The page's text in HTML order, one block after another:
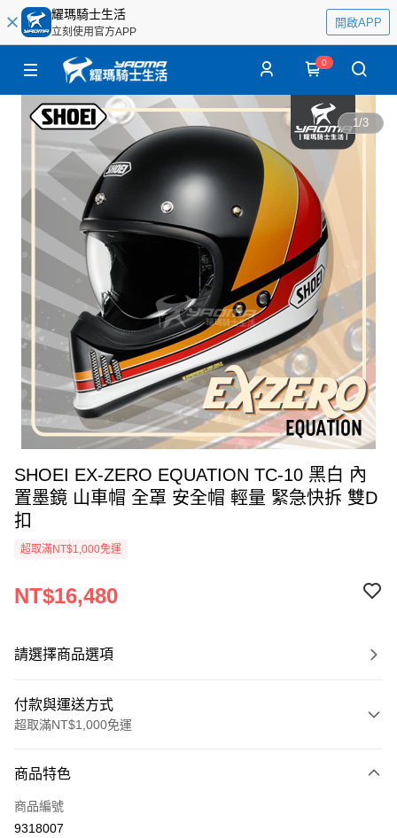
耀瑪騎士生活
立刻使用官方APP
開啟APP
0
1/3
SHOEI EX-ZERO EQUATION TC-10 黑白 內
置墨鏡 山車帽 全罩 安全帽 輕量 緊急快拆 雙D
扣
超取滿NT$1,000免運
NT$16,480
請選擇商品選項
付款與運送方式
超取滿NT$1,000免運
信用卡一次付款
超商取貨付款
商品特色
商品編號
9318007